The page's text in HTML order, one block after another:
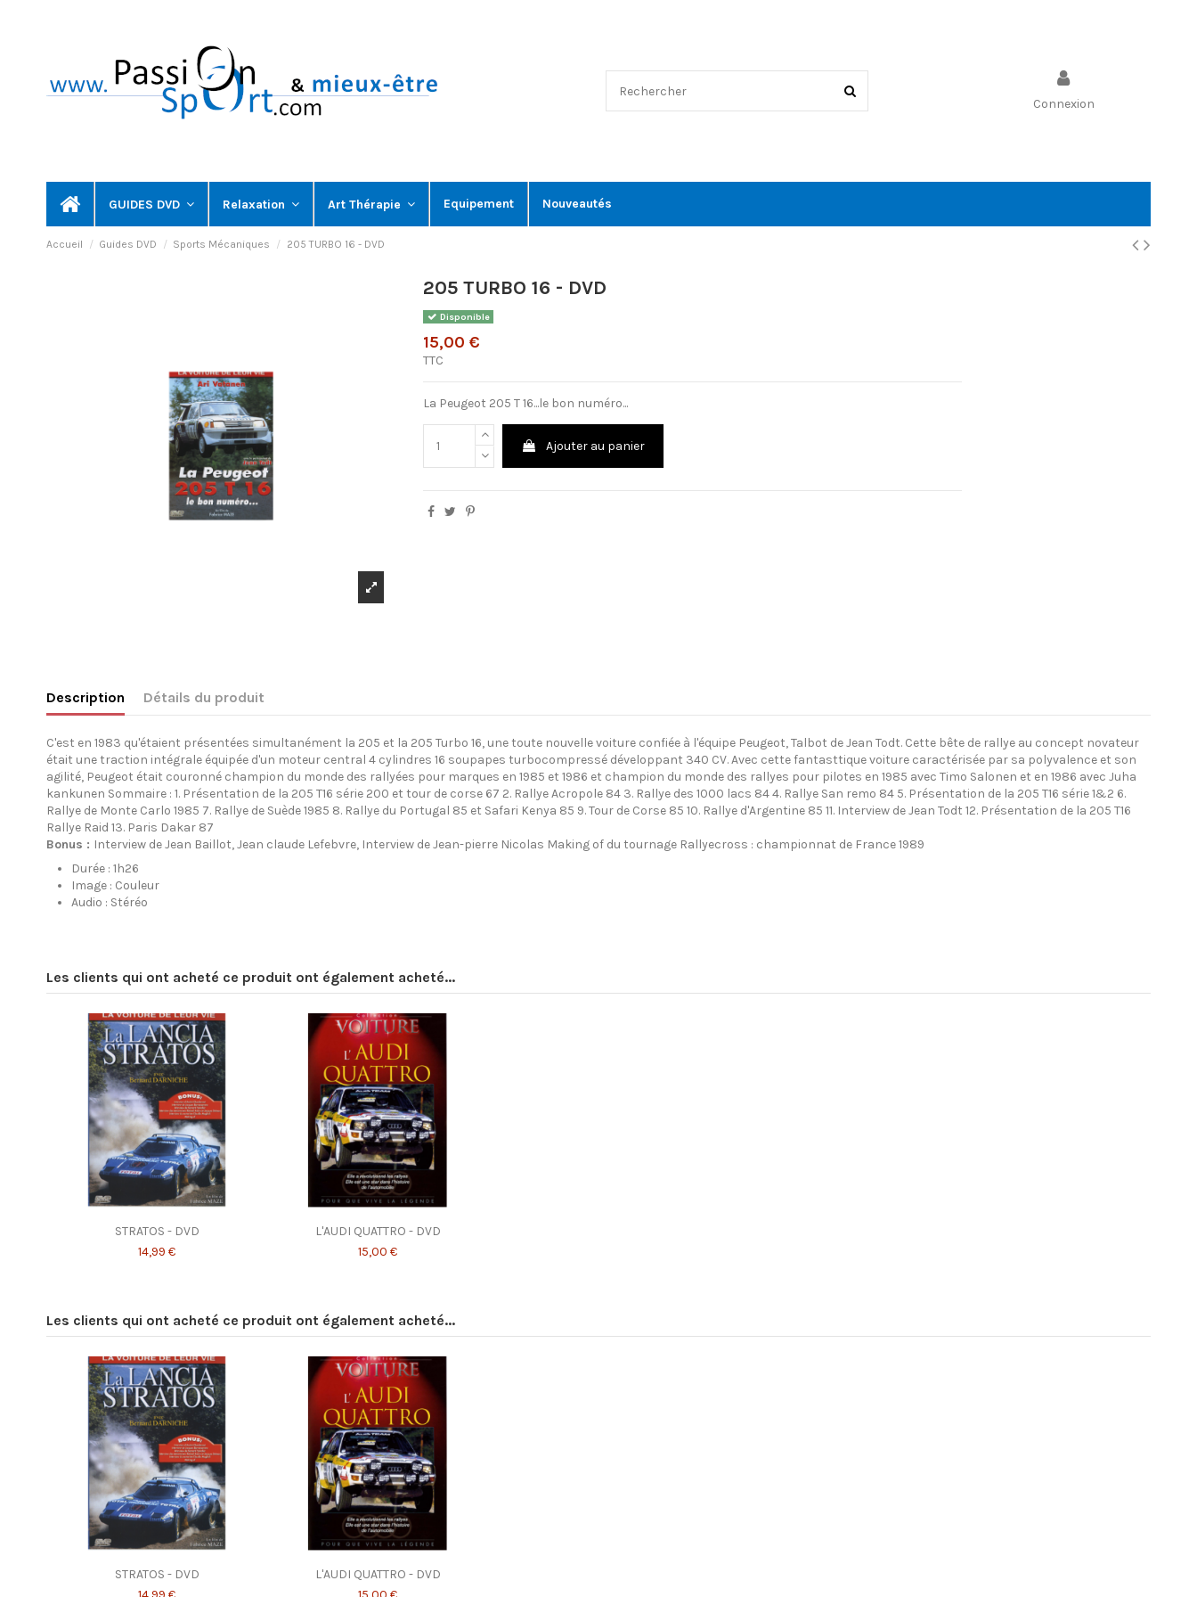
Connexion
GUIDES DVD Relaxation Art Thérapie Equipement Nouveautés
Accueil Guides DVD Sports Mécaniques 205 TURBO 16 - DVD
205 TURBO 16 - DVD
Disponible
15,00 €
TTC
La Peugeot 205 T 16...le bon numéro...
Ajouter au panier
Description Détails du produit
C'est en 1983 qu'étaient présentées simultanément la 205 et la 205 Turbo 16, une toute nouvelle voiture confiée à l'équipe Peugeot, Talbot de Jean Todt. Cette bête de rallye au concept novateur
était une traction intégrale équipée d'un moteur central 4 cylindres 16 soupapes turbocompressé développant 340 CV. Avec cette fantasttique voiture caractérisée par sa polyvalence et son
agilité, Peugeot était couronné champion du monde des rallyées pour marques en 1985 et 1986 et champion du monde des rallyes pour pilotes en 1985 avec Timo Salonen et en 1986 avec Juha
kankunen Sommaire : 1. Présentation de la 205 T16 série 200 et tour de corse 67 2. Rallye Acropole 84 3. Rallye des 1000 lacs 84 4. Rallye San remo 84 5. Présentation de la 205 T16 série 1&2 6.
Rallye de Monte Carlo 1985 7. Rallye de Suède 1985 8. Rallye du Portugal 85 et Safari Kenya 85 9. Tour de Corse 85 10. Rallye d'Argentine 85 11. Interview de Jean Todt 12. Présentation de la 205 T16
Rallye Raid 13. Paris Dakar 87
Bonus : Interview de Jean Baillot, Jean claude Lefebvre, Interview de Jean-pierre Nicolas Making of du tournage Rallyecross : championnat de France 1989
Durée : 1h26
Image : Couleur
Audio : Stéréo
Les clients qui ont acheté ce produit ont également acheté...
STRATOS - DVD
14,99 €
L'AUDI QUATTRO - DVD
15,00 €
Les clients qui ont acheté ce produit ont également acheté...
STRATOS - DVD
L'AUDI QUATTRO - DVD